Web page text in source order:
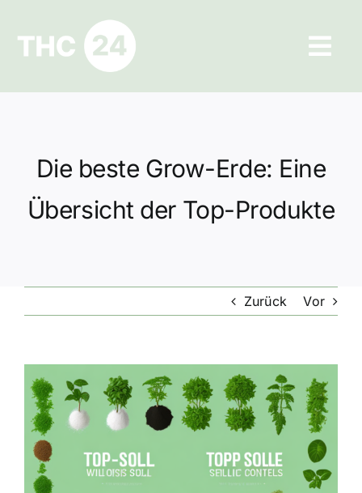
springen
Ratgeber
Datenschutz
Die beste Grow-Erde: Eine
Übersicht der Top-Produkte
Zurück Vor
Zeige
grösseres
Bild